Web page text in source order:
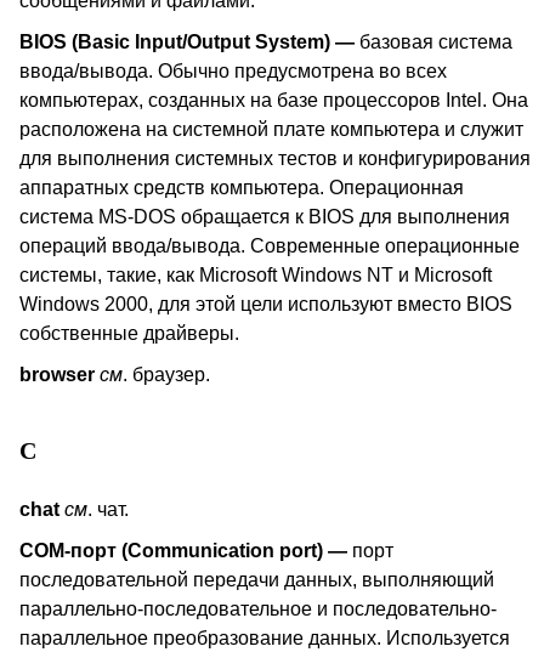
BIOS (Basic Input/Output System) — базовая система
ввода/вывода. Обычно предусмотрена во всех
компьютерах, созданных на базе процессоров Intel . Она
расположена на системной плате компьютера и служит
для выполнения системных тестов и конфигурирования
аппаратных средств компьютера. Операционная
система MS-DOS обращается к BIOS для выполнения
операций ввода/вывода. Современные операционные
системы, такие, как Microsoft Windows NT и Microsoft
Windows 2000, для этой цели используют вместо BIOS
собственные драйверы.
browser см. браузер.
C
chat см. чат.
COM-порт (Communication port) — порт
последовательной передачи данных, выполняющий
параллельно-последовательное и последовательно-
параллельное преобразование данных. Используется